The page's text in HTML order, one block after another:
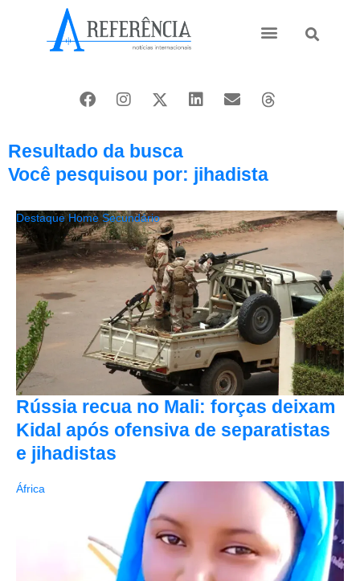
Resultado da busca
Você pesquisou por: jihadista
Rússia recua no Mali: forças deixam
Kidal após ofensiva de separatistas
e jihadistas
Destaque Home Secundário
África